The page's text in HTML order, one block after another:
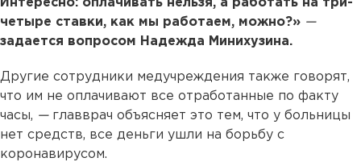
Интересно: оплачивать нельзя, а работать на три-
четыре ставки, как мы работаем, можно?» —
задается вопросом Надежда Минихузина.
Другие сотрудники медучреждения также говорят,
что им не оплачивают все отработанные по факту
часы, —главврач объясняет это тем, что у больницы
нет средств, все деньги ушли на борьбу с
коронавирусом.